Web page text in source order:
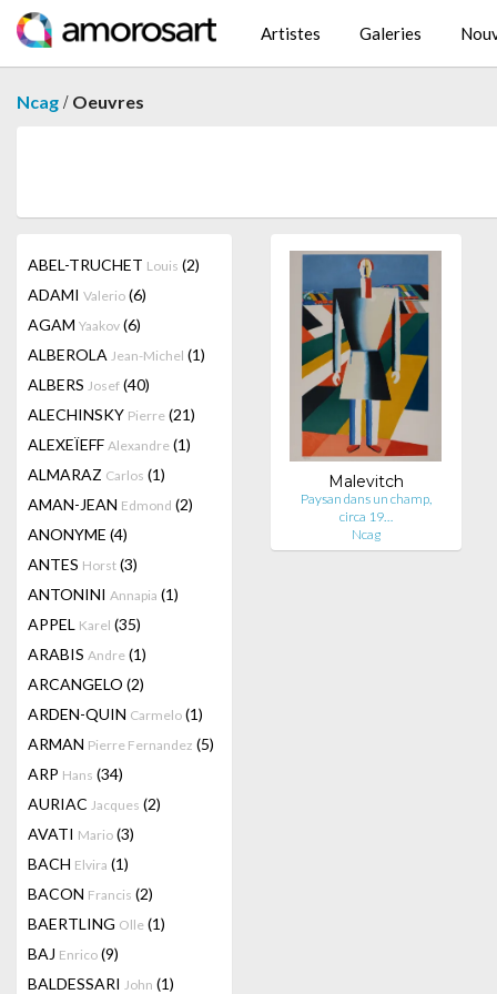
Artistes Galeries
Ncag / Oeuvres
ABEL-TRUCHET Louis (2)
ADAMI Valerio (6)
AGAM Yaakov (6)
ALBEROLA Jean-Michel (1)
ALBERS Josef (40)
ALECHINSKY Pierre (21)
ALEXEÏEFF Alexandre (1)
ALMARAZ Carlos (1)
AMAN-JEAN Edmond (2)
ANONYME (4)
ANTES Horst (3)
ANTONINI Annapia (1)
APPEL Karel (35)
ARABIS Andre (1)
ARCANGELO (2)
ARDEN-QUIN Carmelo (1)
ARMAN Pierre Fernandez (5)
ARP Hans (34)
AURIAC Jacques (2)
AVATI Mario (3)
BACH Elvira (1)
BACON Francis (2)
BAERTLING Olle (1)
BAJ Enrico (9)
BALDESSARI John (1)
Malevitch
Paysan dans un champ,
circa 19…
Ncag